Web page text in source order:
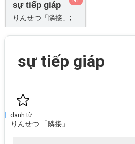
sự tiếp giáp
りんせつ「隣接」;
sự tiếp giáp
danh từ
りんせつ 「隣接」